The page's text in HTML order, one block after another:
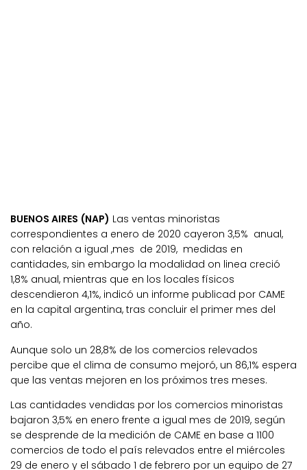
BUENOS AIRES (NAP) Las ventas minoristas
correspondientes a enero de 2020 cayeron 3,5% anual,
con relación a igual ,mes de 2019, medidas en
cantidades, sin embargo la modalidad on linea creció
1,8% anual, mientras que en los locales físicos
descendieron 4,1%, indicó un informe publicad por CAME
en la capital argentina, tras concluir el primer mes del
año.
Aunque solo un 28,8% de los comercios relevados
percibe que el clima de consumo mejoró, un 86,1% espera
que las ventas mejoren en los próximos tres meses.
Las cantidades vendidas por los comercios minoristas
bajaron 3,5% en enero frente a igual mes de 2019, según
se desprende de la medición de CAME en base a 1100
comercios de todo el país relevados entre el miércoles
29 de enero y el sábado 1 de febrero por un equipo de 27